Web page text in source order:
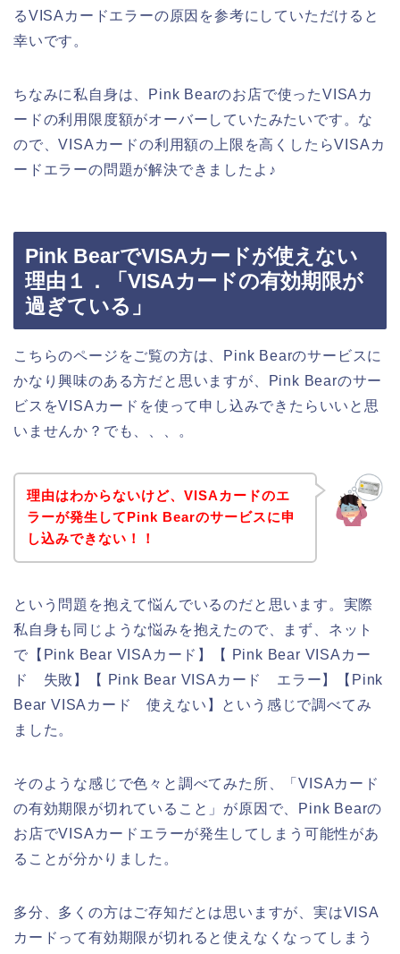
るVISAカードエラーの原因を参考にしていただけると
幸いです。
ちなみに私自身は、Pink Bearのお店で使ったVISAカ
ードの利用限度額がオーバーしていたみたいです。な
ので、VISAカードの利用額の上限を高くしたらVISAカ
ードエラーの問題が解決できましたよ♪
Pink BearでVISAカードが使えない
理由１．「VISAカードの有効期限が
過ぎている」
こちらのページをご覧の方は、Pink Bearのサービスに
かなり興味のある方だと思いますが、Pink Bearのサー
ビスをVISAカードを使って申し込みできたらいいと思
いませんか？でも、、、。
理由はわからないけど、VISAカードのエ
ラーが発生してPink Bearのサービスに申
し込みできない！！
という問題を抱えて悩んでいるのだと思います。実際
私自身も同じような悩みを抱えたので、まず、ネット
で【Pink Bear VISAカード】【 Pink Bear VISAカー
ド 失敗】【 Pink Bear VISAカード エラー】【Pink
Bear VISAカード 使えない】という感じで調べてみ
ました。
そのような感じで色々と調べてみた所、「VISAカード
の有効期限が切れていること」が原因で、Pink Bearの
お店でVISAカードエラーが発生してしまう可能性があ
ることが分かりました。
多分、多くの方はご存知だとは思いますが、実はVISA
カードって有効期限が切れると使えなくなってしまう